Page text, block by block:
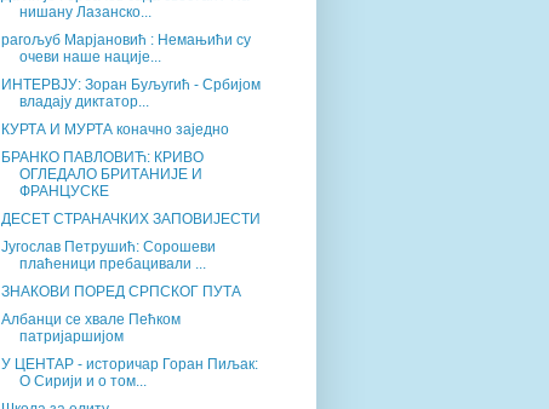
нишану Лазанско...
рагољуб Марјановић : Немањићи су
очеви наше нације...
ИНТЕРВЈУ: Зоран Буљугић - Србијом
владају диктатор...
КУРТА И МУРТА коначно заједно
БРАНКО ПАВЛОВИЋ: КРИВО
ОГЛЕДАЛО БРИТАНИЈЕ И
ФРАНЦУСКЕ
ДЕСЕТ СТРАНАЧКИХ ЗАПОВИЈЕСТИ
Југослав Петрушић: Сорошеви
плаћеници пребацивали ...
ЗНАКОВИ ПОРЕД СРПСКОГ ПУТА
Албанци се хвале Пећком
патријаршијом
У ЦЕНТАР - историчар Горан Пиљак:
О Сирији и о том...